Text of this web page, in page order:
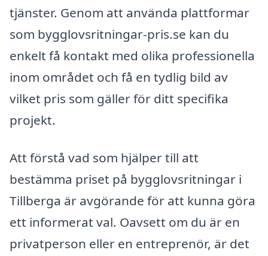
tjänster. Genom att använda plattformar
som bygglovsritningar-pris.se kan du
enkelt få kontakt med olika professionella
inom området och få en tydlig bild av
vilket pris som gäller för ditt specifika
projekt.
Att förstå vad som hjälper till att
bestämma priset på bygglovsritningar i
Tillberga är avgörande för att kunna göra
ett informerat val. Oavsett om du är en
privatperson eller en entreprenör, är det